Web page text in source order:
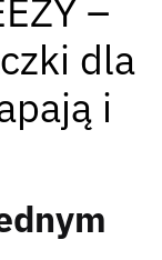
–
dla
i